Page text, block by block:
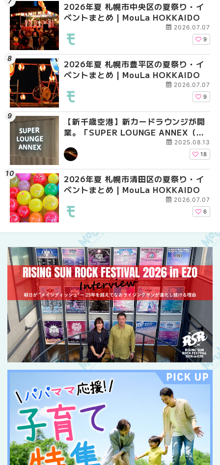
2026年夏 札幌市中央区の夏祭り・イ
ベントまとめ | MouLa HOKKAIDO
2026.07.07
9
2026年夏 札幌市豊平区の夏祭り・イ
ベントまとめ | MouLa HOKKAIDO
2026.07.07
9
【新千歳空港】新カードラウンジが開
業。「SUPER LOUNGE ANNEX（ス
ーパーラウンジアネックス）」をご紹
介！！ | MouLa HOKKAIDO
2025.08.13
18
2026年夏 札幌市清田区の夏祭り・イ
ベントまとめ | MouLa HOKKAIDO
2026.07.07
6
2026年夏 札幌市清田
ベントまとめ |
2026年夏 札幌市豊平
ベントまとめ |
2026年夏 札幌市中央
ベントまとめ |
2026年夏 恵庭市・千
イベントまとめ |
札幌の麻辣湯（マーラ
め専門店6選！本場の
新店まで徹底比較 |
【2026年最新】新千
えない絶対に外せない
焼き菓子18選 |
【新千歳空港】新カー
業。「SUPER
ーパーラウンジアネッ
介！！ | MouLa
2026年夏 札幌市豊平
ベントまとめ |